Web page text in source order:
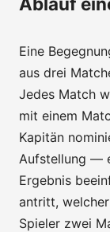
Eine
aus drei
Jedes Match
mit einem
Kapitän
Aufstellung —
Ergebnis
antritt,
Spieler zwei